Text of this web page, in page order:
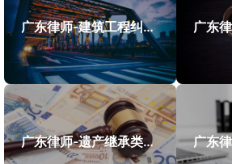
广东律师-建筑工程纠纷类案件案例
广东律师-遗产继承类案件案例